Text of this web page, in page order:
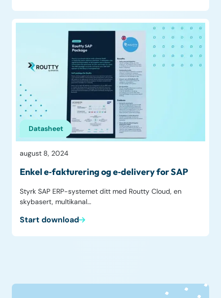
Datasheet
august 8, 2024
Enkel e‑fakturering og e‑delivery for SAP
Styrk SAP ERP-systemet ditt med Routty Cloud, en
skybasert, multikanal…
Start download